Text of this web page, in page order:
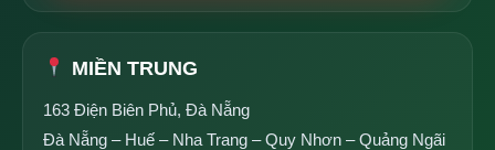
MIỀN TRUNG
163 Điện Biên Phủ, Đà Nẵng
Đà Nẵng – Huế – Nha Trang – Quy Nhơn – Quảng Ngãi